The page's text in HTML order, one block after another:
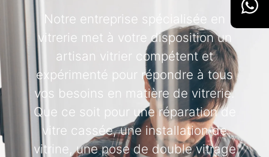
Notre entreprise spécialisée en
vitrerie met à votre disposition un
artisan vitrier compétent et
expérimenté pour répondre à tous
vos besoins en matière de vitrerie.
Que ce soit pour une réparation de
vitre cassée, une installation de
vitrine, une pose de double vitrage